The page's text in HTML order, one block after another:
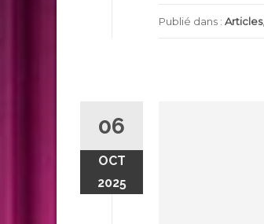
Publié dans : Articles,
06
OCT
2025